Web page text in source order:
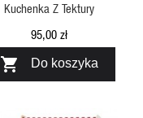
Kuchenka Z Tektury
95,00 zł
 Do koszyka